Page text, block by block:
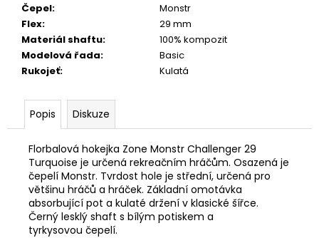
Čepel:
Monstr
Flex:
29 mm
Materiál shaftu:
100% kompozit
Modelová řada:
Basic
Rukojeť: Kulatá
Popis Diskuze
Florbalová hokejka Zone Monstr Challenger 29
Turquoise je určená rekreačním hráčům. Osazená je
čepelí Monstr. Tvrdost hole je střední, určená pro
většinu hráčů a hráček. Základní omotávka
absorbující pot a kulaté držení v klasické šířce.
Černý lesklý shaft s bílým potiskem a
tyrkysovou čepelí.